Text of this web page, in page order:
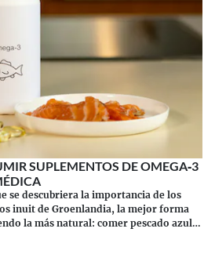
SUPLEMENTOS DE OMEGA‑3
se descubriera la importancia de los
inuit de Groenlandia, la mejor forma
la más natural: comer pescado azul.